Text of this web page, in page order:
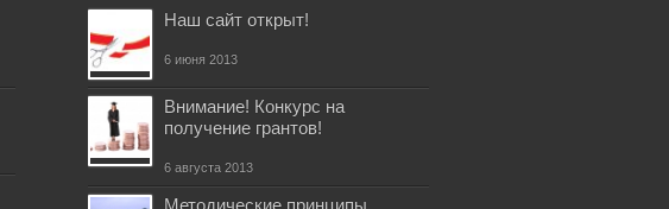
Наш сайт открыт!
6 июня 2013
Внимание! Конкурс на
получение грантов!
6 августа 2013
Методические принципы